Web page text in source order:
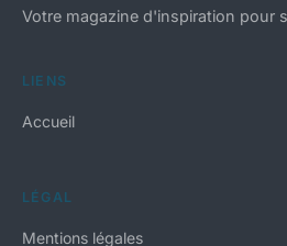
Votre magazine d'inspiration pour
LIENS
Accueil
LÉGAL
Mentions légales